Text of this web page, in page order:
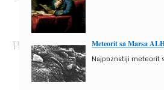
Meteorit sa Marsa
Najpoznatiji meteorit